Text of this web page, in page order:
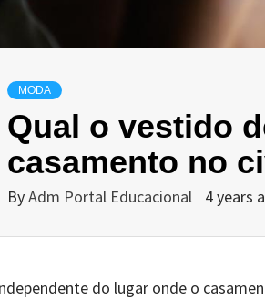
MODA
Qual o vestido
casamento no
ByAdm Portal Educacional 4 years
do lugar onde o